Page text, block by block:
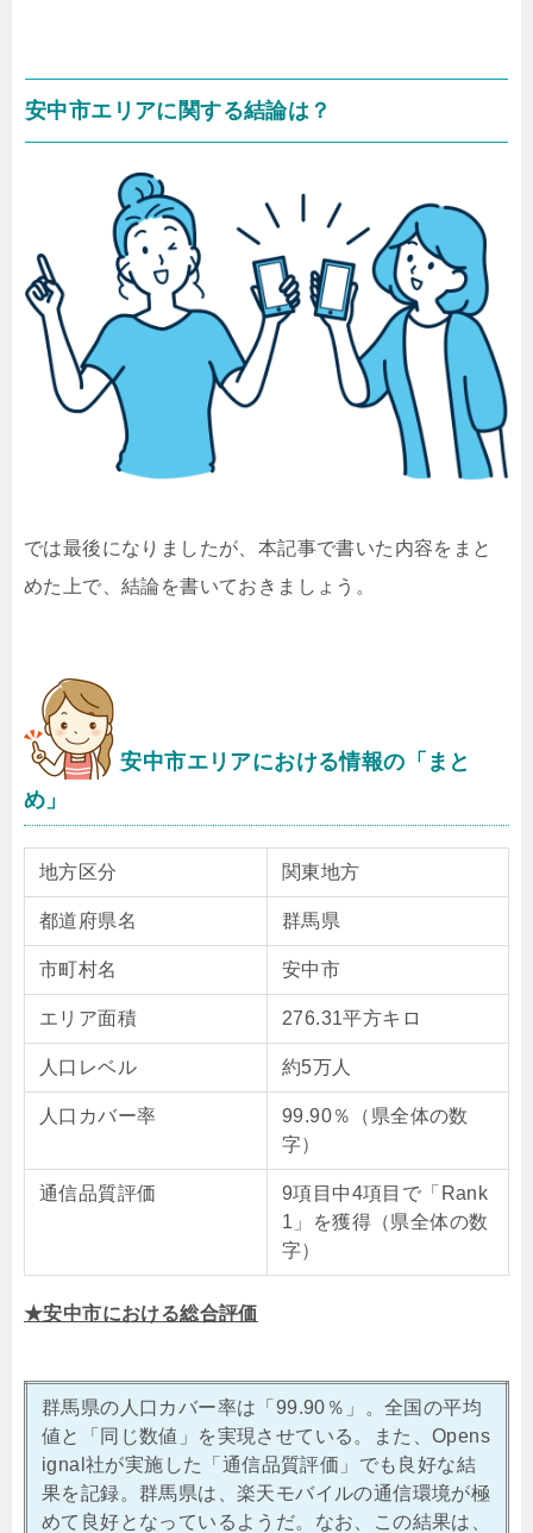
安中市エリアに関する結論は？
では最後になりましたが、本記事で書いた内容をまと
めた上で、結論を書いておきましょう。
安中市エリアにおける情報の「まと
め」
地方区分 関東地方
都道府県名 群馬県
市町村名 安中市
エリア面積 276.31平方キロ
人口レベル 約5万人
人口カバー率
99.90％（県全体の数
字）
通信品質評価
9項目中4項目で「Rank
1」を獲得（県全体の数
字）
★安中市における総合評価
群馬県の人口カバー率は「99.90％」。全国の平均
値と「同じ数値」を実現させている。また、Opens
ignal社が実施した「通信品質評価」でも良好な結
果を記録。群馬県は、楽天モバイルの通信環境が極
めて良好となっているようだ。なお、この結果は、